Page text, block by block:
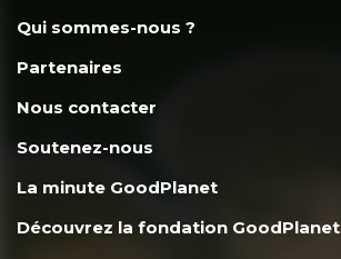
Qui sommes-nous ?
Partenaires
Nous contacter
Soutenez-nous
La minute GoodPlanet
Découvrez la fondation GoodPlanet